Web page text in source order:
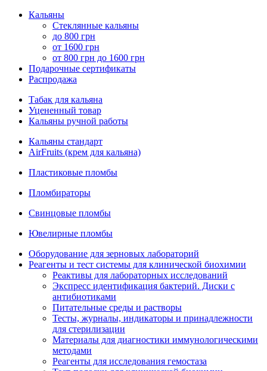
Кальяны
Стеклянные кальяны
до 800 грн
от 1600 грн
от 800 грн до 1600 грн
Подарочные сертификаты
Распродажа
Табак для кальяна
Уцененный товар
Кальяны ручной работы
Кальяны стандарт
AirFruits (крем для кальяна)
Пластиковые пломбы
Пломбираторы
Свинцовые пломбы
Ювелирные пломбы
Оборудование для зерновых лабораторий
Реагенты и тест системы для клинической биохимии
Реактивы для лабораторных исследований
Экспресс идентификация бактерий. Диски с
антибиотиками
Питательные среды и растворы
Тесты, журналы, индикаторы и принадлежности
для стерилизации
Материалы для диагностики иммунологическими
методами
Реагенты для исследования гемостаза